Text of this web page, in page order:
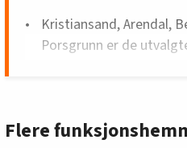
Kristiansand, Arendal,
Porsgrunn er de
Inntektssikringen vil
kroner for de under 25
Flere